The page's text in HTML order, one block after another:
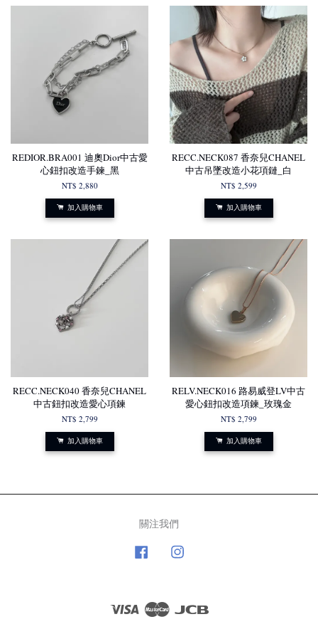
REDIOR.BRA001 迪奧Dior中古愛
心鈕扣改造手鍊_黑
NT$ 2,880
加入購物車
RECC.NECK087 香奈兒CHANEL
中古吊墜改造小花項鏈_白
NT$ 2,599
加入購物車
RECC.NECK040 香奈兒CHANEL
中古鈕扣改造愛心項鍊
NT$ 2,799
加入購物車
RELV.NECK016 路易威登LV中古
愛心鈕扣改造項鍊_玫瑰金
NT$ 2,799
加入購物車
關注我們
Facebook
Visa Master